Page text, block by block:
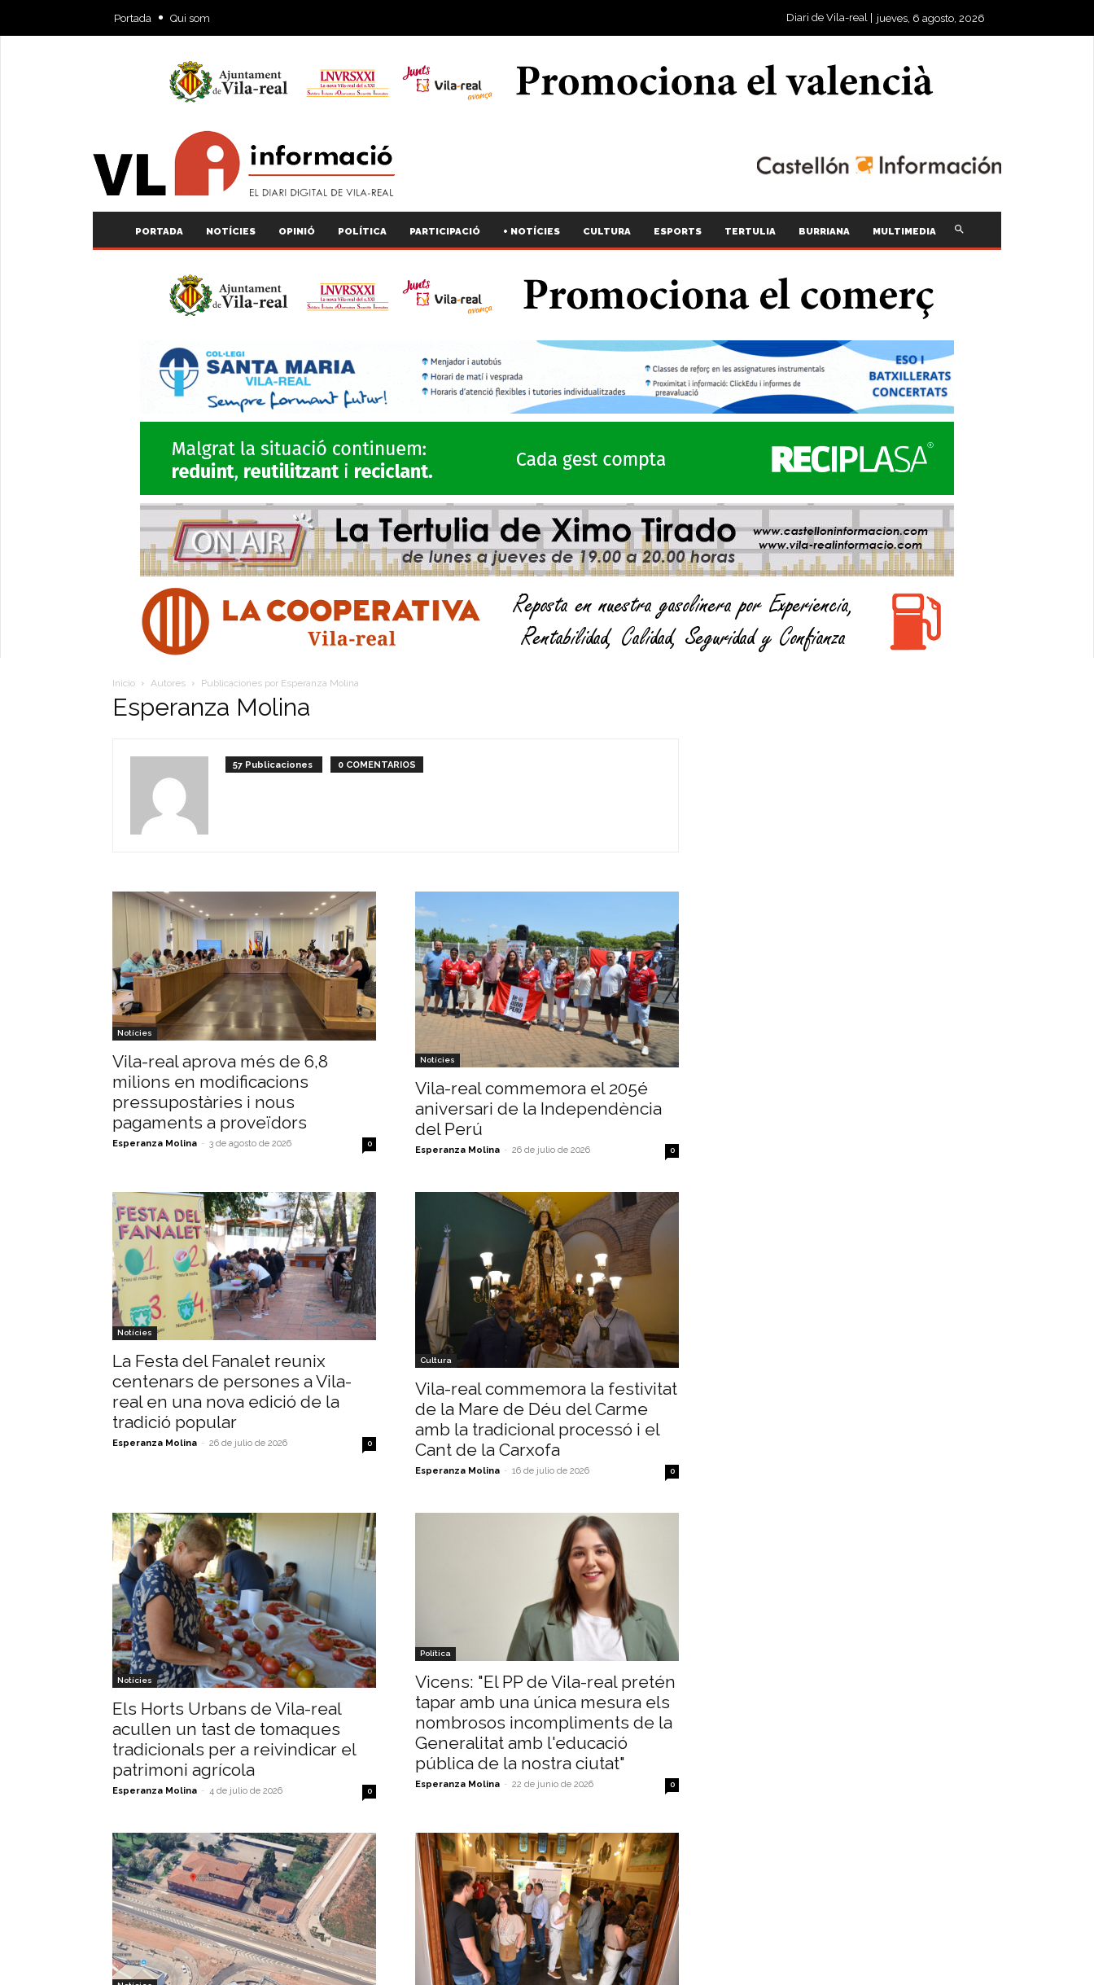
Portada Qui som Diari de Vila-real | jueves, 6 agosto, 2026
PORTADA NOTÍCIES OPINIÓ POLÍTICA PARTICIPACIÓ + NOTÍCIES CULTURA ESPORTS TERTULIA BURRIANA MULTIMEDIA
Inicio Autores Publicaciones por Esperanza Molina
Esperanza Molina
57 Publicaciones 0 COMENTARIOS
Notícies
Vila-real aprova més de 6,8
milions en modificacions
pressupostàries i nous
pagaments a proveïdors
Esperanza Molina - 3 de agosto de 2026 0
Notícies
Vila-real commemora el 205é
aniversari de la Independència
del Perú
Esperanza Molina - 26 de julio de 2026 0
Notícies
La Festa del Fanalet reunix
centenars de persones a Vila-
real en una nova edició de la
tradició popular
Esperanza Molina - 26 de julio de 2026 0
Cultura
Vila-real commemora la festivitat
de la Mare de Déu del Carme
amb la tradicional processó i el
Cant de la Carxofa
Esperanza Molina - 16 de julio de 2026 0
Notícies
Els Horts Urbans de Vila-real
acullen un tast de tomaques
tradicionals per a reivindicar el
patrimoni agrícola
Esperanza Molina - 4 de julio de 2026 0
Política
Vicens: "El PP de Vila-real pretén
tapar amb una única mesura els
nombrosos incompliments de la
Generalitat amb l'educació
pública de la nostra ciutat"
Esperanza Molina - 22 de junio de 2026 0